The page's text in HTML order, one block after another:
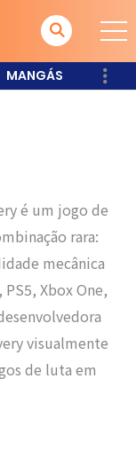
MANGÁS
é um jogo de
rara:
mecânica
Xbox One,
visualmente
de luta em